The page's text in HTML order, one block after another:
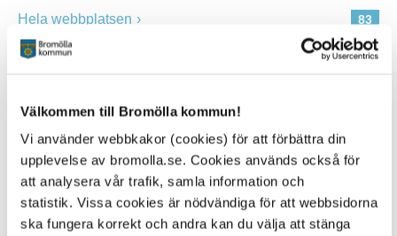
Välkommen till Bromölla kommun!
Vi använder webbkakor (cookies) för att förbättra din
upplevelse av bromolla.se. Cookies används också för
att analysera vår trafik, samla information och
statistik. Vissa cookies är nödvändiga för att webbsidorna
ska fungera korrekt och andra kan du välja att stänga
83
Hela webbplatsen
Alla platser